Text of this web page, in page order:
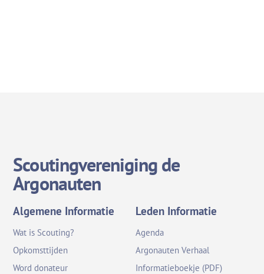
Scoutingvereniging de
Argonauten
Algemene Informatie
Wat is Scouting?
Opkomsttijden
Word donateur
Leden Informatie
Agenda
Argonauten Verhaal
Informatieboekje (PDF)